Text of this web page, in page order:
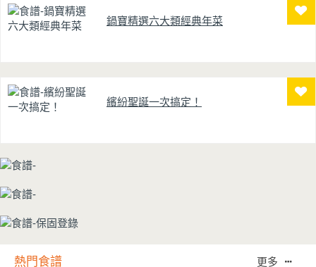
鍋寶精選六大類經典年菜
繽紛聖誕一次搞定！
熱門食譜 更多